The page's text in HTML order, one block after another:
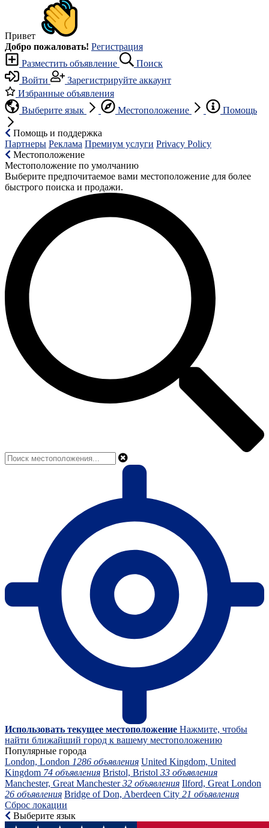
Привет
Добро пожаловать! Регистрация
Разместить объявление
Поиск
Войти
Зарегистрируйте аккаунт
Избранные объявления
Выберите язык
Местоположение Помощь
Помощь и поддержка
Партнеры Реклама Премиум услуги Privacy Policy
Местоположение
Местоположение по умолчанию
Выберите предпочитаемое вами местоположение для более
быстрого поиска и продажи.
Использовать текущее местоположение Нажмите, чтобы
найти ближайший город к вашему местоположению
Популярные города
London, London 1286 объявления United Kingdom, United
Kingdom 74 объявления Bristol, Bristol 33 объявления
Manchester, Great Manchester32 объявления Ilford, Great London
26 объявления Bridge of Don, Aberdeen City 21 объявления
Сброс локации
Выберите язык